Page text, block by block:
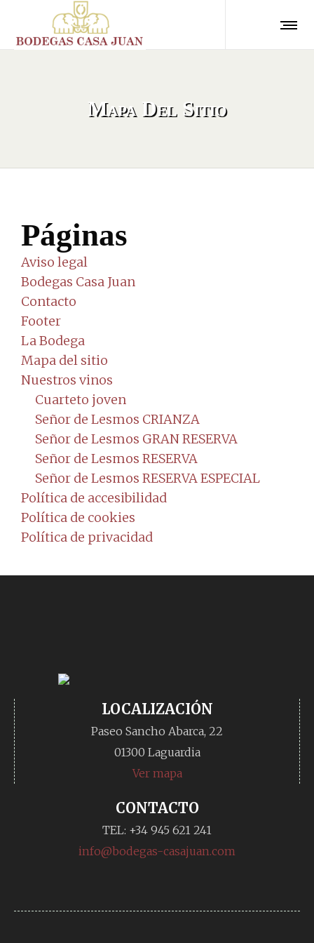
Mapa Del Sitio
Páginas
Aviso legal
Bodegas Casa Juan
Contacto
Footer
La Bodega
Mapa del sitio
Nuestros vinos
Cuarteto joven
Señor de Lesmos CRIANZA
Señor de Lesmos GRAN RESERVA
Señor de Lesmos RESERVA
Señor de Lesmos RESERVA ESPECIAL
Política de accesibilidad
Política de cookies
Política de privacidad
LOCALIZACIÓN
Paseo Sancho Abarca, 22
01300 Laguardia
Ver mapa
CONTACTO
TEL: +34 945 621 241
info@bodegas-casajuan.com